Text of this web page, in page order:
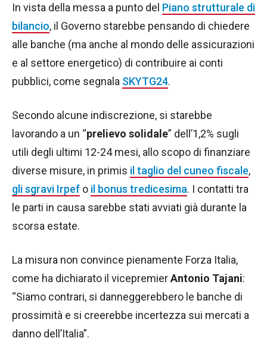
In vista della messa a punto del Piano strutturale di
bilancio, il Governo starebbe pensando di chiedere
alle banche (ma anche al mondo delle assicurazioni
e al settore energetico) di contribuire ai conti
pubblici, come segnala SKYTG24.
Secondo alcune indiscrezione, si starebbe
lavorando a un “prelievo solidale” dell’1,2% sugli
utili degli ultimi 12-24 mesi, allo scopo di finanziare
diverse misure, in primis il taglio del cuneo fiscale,
gli sgravi Irpef o il bonus tredicesima. I contatti tra
le parti in causa sarebbe stati avviati già durante la
scorsa estate.
La misura non convince pienamente Forza Italia,
come ha dichiarato il vicepremierAntonio Tajani:
“Siamo contrari, si danneggerebbero le banche di
prossimità e si creerebbe incertezza sui mercati a
danno dell’Italia”.